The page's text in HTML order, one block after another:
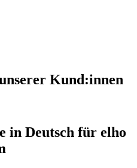
Kund:innen
in Deutsch für elho